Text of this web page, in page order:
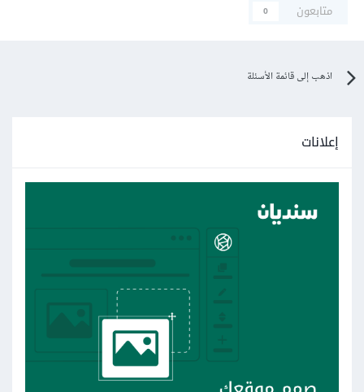
متابعون
0
اذهب إلى قائمة الأسئلة
إعلانات